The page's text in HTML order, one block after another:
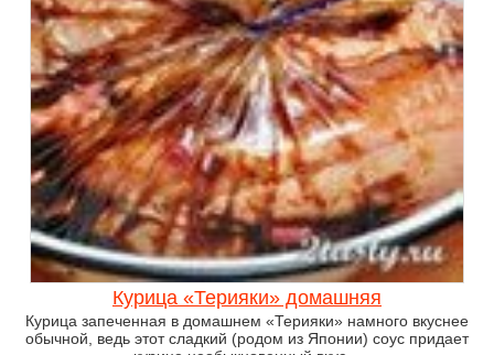
Курица «Терияки» домашняя
Курица запеченная в домашнем «Терияки» намного вкуснее
обычной, ведь этот сладкий (родом из Японии) соус придает